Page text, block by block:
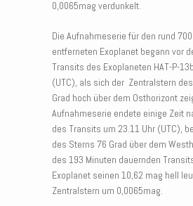
0,0065mag verdunkelt.
Die Aufnahmeserie für den rund
entferneten Exoplanet begann vor
Transits des Exoplaneten HAT-P-
(UTC), als sich der Zentralstern
Grad hoch über dem Osthorizont
Aufnahmeserie endete einige Zeit
des Transits um 23.11 Uhr (UTC),
des Sterns 76 Grad über dem
des 193 Minuten dauernden
Exoplanet seinen 10,62 mag hell
Zentralstern um 0,0065mag.